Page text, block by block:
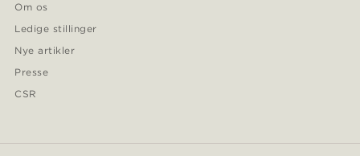
Om os
Ledige stillinger
Nye artikler
Presse
CSR